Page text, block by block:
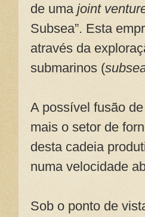
de uma joint
Subsea”. Esta
através da
submarinos (
A possível fusão
mais o setor de
desta cadeia
numa velocidade
Sob o ponto de